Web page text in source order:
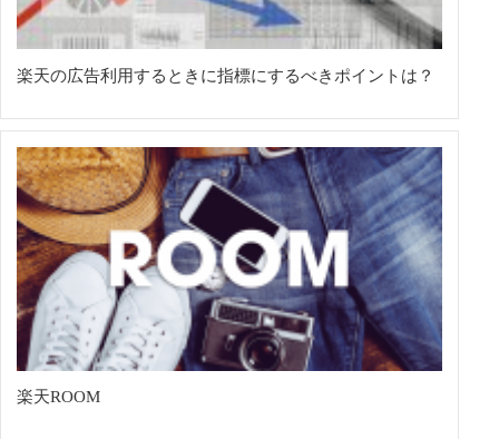
楽天の広告利用するときに指標にするべきポイントは？
楽天ROOM